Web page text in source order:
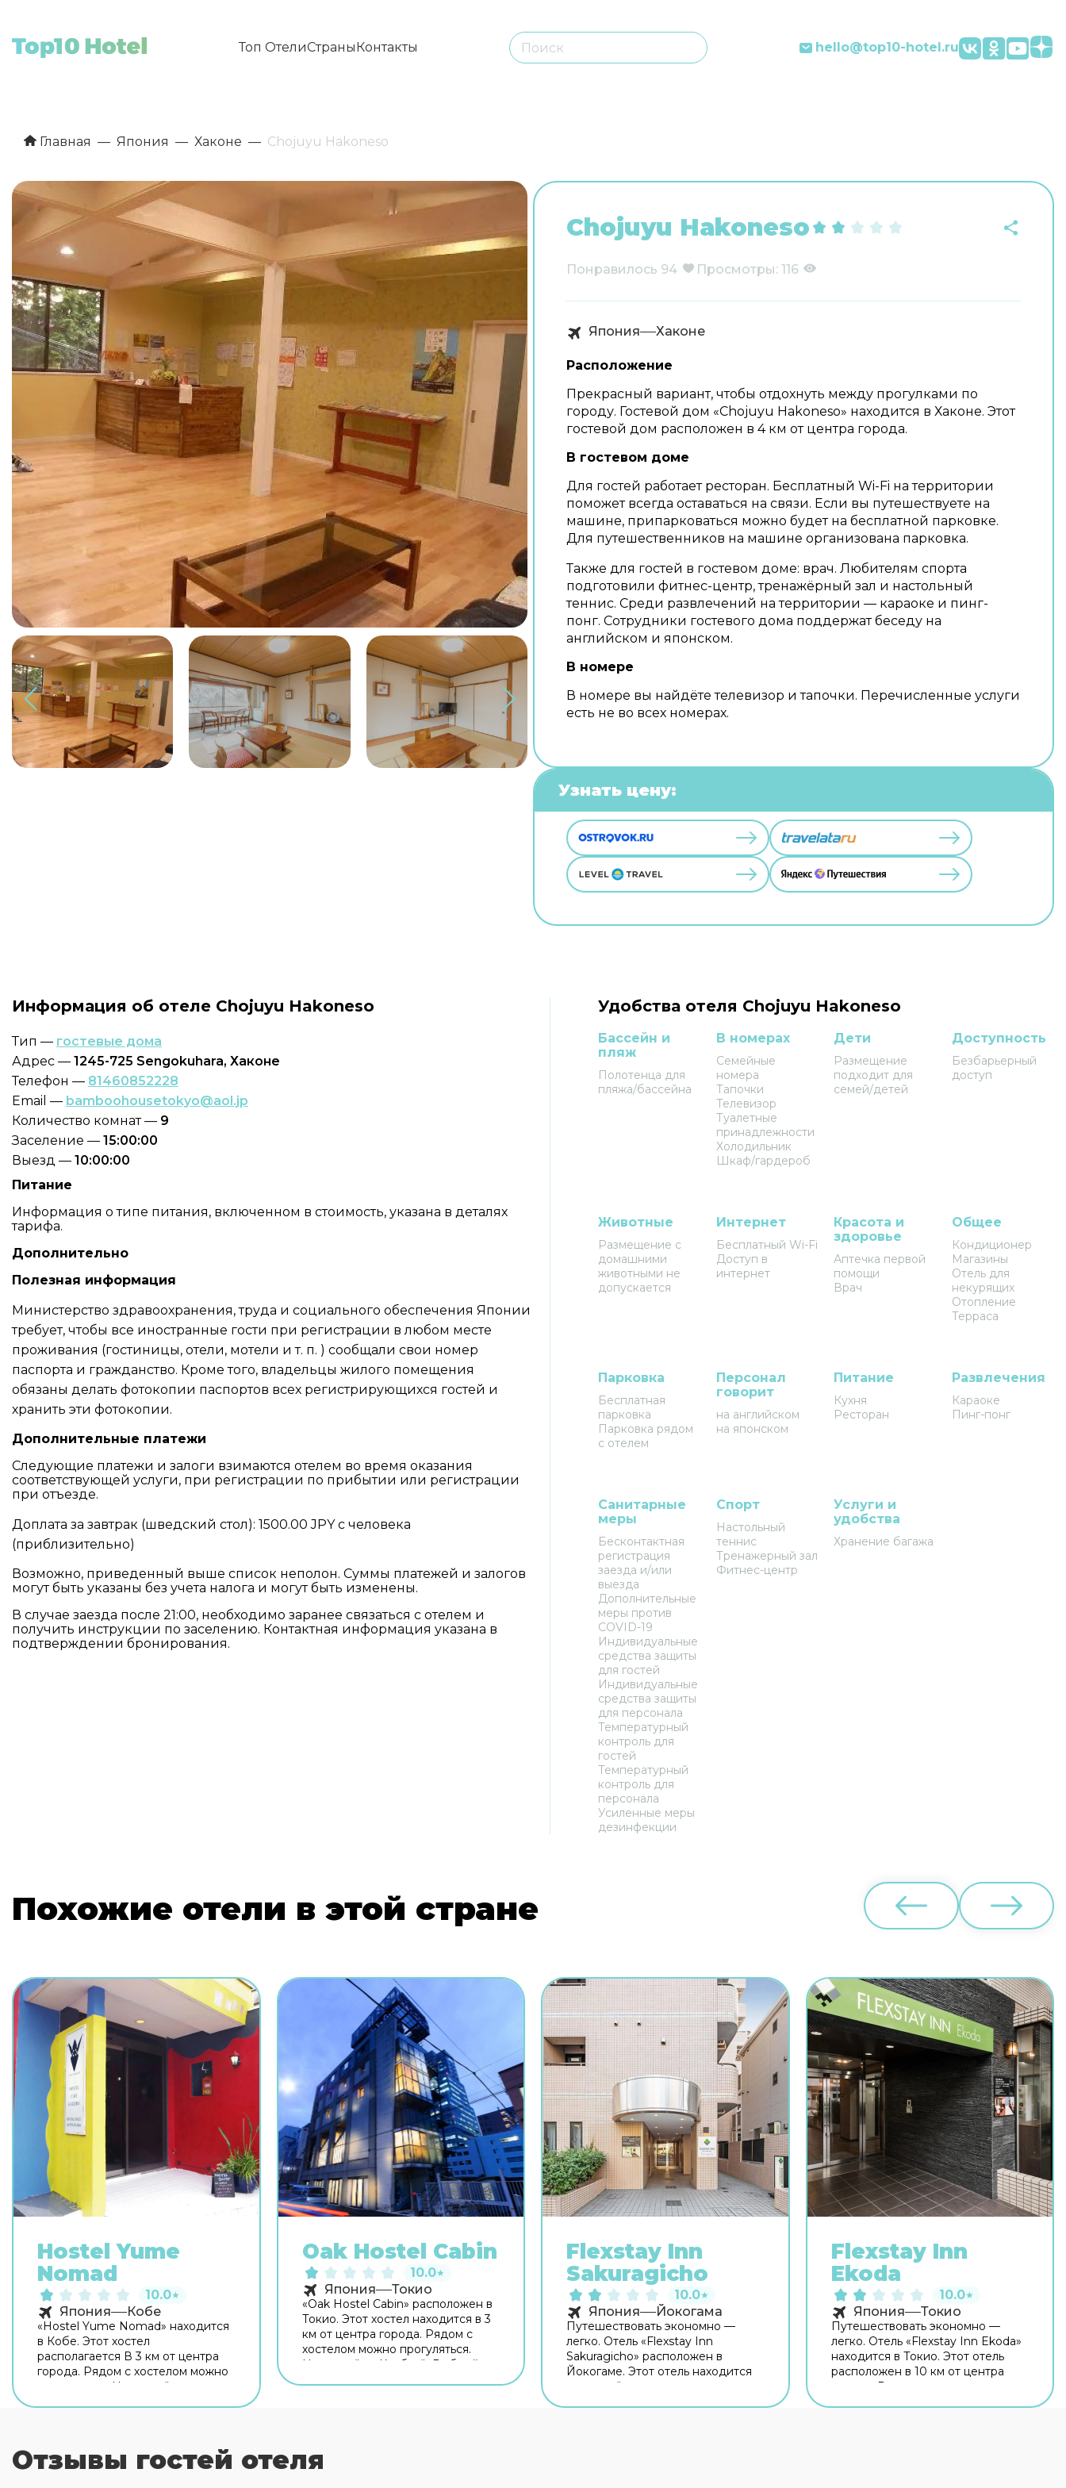
Топ ОтелиСтраныКонтакты hello@top10-hotel.ru
Главная Япония Хаконе Chojuyu Hakoneso
Chojuyu Hakoneso
Понравилось 94 Просмотры: 116
Япония Хаконе
Расположение
Прекрасный вариант, чтобы отдохнуть между прогулками по
городу. Гостевой дом «Chojuyu Hakoneso» находится в Хаконе. Этот
гостевой дом расположен в 4 км от центра города.
В гостевом доме
Для гостей работает ресторан. Бесплатный Wi-Fi на территории
поможет всегда оставаться на связи. Если вы путешествуете на
машине, припарковаться можно будет на бесплатной парковке.
Для путешественников на машине организована парковка.
Также для гостей в гостевом доме: врач. Любителям спорта
подготовили фитнес-центр, тренажёрный зал и настольный
теннис. Среди развлечений на территории — караоке и пинг-
понг. Сотрудники гостевого дома поддержат беседу на
английском и японском.
В номере
В номере вы найдёте телевизор и тапочки. Перечисленные услуги
есть не во всех номерах.
Узнать цену:
Информация об отеле Chojuyu Hakoneso
Тип — гостевые дома
Адрес — 1245-725 Sengokuhara, Хаконе
Телефон — 81460852228
Email — bamboohousetokyo@aol.jp
Количество комнат — 9
Заселение — 15:00:00
Выезд — 10:00:00
Питание
Информация о типе питания, включенном в стоимость, указана в деталях
тарифа.
Дополнительно
Полезная информация
Министерство здравоохранения, труда и социального обеспечения Японии
требует, чтобы все иностранные гости при регистрации в любом месте
проживания (гостиницы, отели, мотели и т. п. ) сообщали свои номер
паспорта и гражданство. Кроме того, владельцы жилого помещения
обязаны делать фотокопии паспортов всех регистрирующихся гостей и
хранить эти фотокопии.
Дополнительные платежи
Следующие платежи и залоги взимаются отелем во время оказания
соответствующей услуги, при регистрации по прибытии или регистрации
при отъезде.
Доплата за завтрак (шведский стол): 1500.00 JPY с человека
(приблизительно)
Возможно, приведенный выше список неполон. Суммы платежей и залогов
могут быть указаны без учета налога и могут быть изменены.
В случае заезда после 21:00, необходимо заранее связаться с отелем и
получить инструкции по заселению. Контактная информация указана в
подтверждении бронирования.
Удобства отеля Chojuyu Hakoneso
Бассейн и
пляж
Полотенца для
пляжа/бассейна
В номерах
Семейные
номера
Тапочки
Телевизор
Туалетные
принадлежности
Холодильник
Шкаф/гардероб
Дети
Размещение
подходит для
семей/детей
Доступность
Безбарьерный
доступ
Животные
Размещение с
домашними
животными не
допускается
Интернет
Бесплатный Wi-Fi
Доступ в
интернет
Красота и
здоровье
Аптечка первой
помощи
Врач
Общее
Кондиционер
Магазины
Отель для
некурящих
Отопление
Терраса
Парковка
Бесплатная
парковка
Парковка рядом
с отелем
Персонал
говорит
на английском
на японском
Питание
Кухня
Ресторан
Развлечения
Караоке
Пинг-понг
Санитарные
меры
Бесконтактная
регистрация
заезда и/или
выезда
Дополнительные
меры против
COVID-19
Индивидуальные
средства защиты
для гостей
Индивидуальные
средства защиты
для персонала
Температурный
контроль для
гостей
Температурный
контроль для
персонала
Усиленные меры
дезинфекции
Спорт
Настольный
теннис
Тренажерный зал
Фитнес-центр
Услуги и
удобства
Хранение багажа
Похожие отели в этой стране
Hostel Yume
Nomad
10.0★
Япония Кобе
«Hostel Yume Nomad» находится
в Кобе. Этот хостел
располагается В 3 км от центра
города. Рядом с хостелом можно
прогуляться. Неподалёку:
уютной атмосфере можно в баре.
Oak Hostel Cabin
10.0★
Япония Токио
«Oak Hostel Cabin» расположен в
Токио. Этот хостел находится в 3
км от центра города. Рядом с
хостелом можно прогуляться.
Неподалёку: Каябатё, Рыбный
возможностями: на верхние этажи
гостей поднимает лифт. А ещё в
Flexstay Inn
Sakuragicho
10.0★
Япония Йокогама
Путешествовать экономно —
легко. Отель «Flexstay Inn
Sakuragicho» расположен в
Йокогаме. Этот отель находится
неподалёку от центра города.
Flexstay Inn
Ekoda
10.0★
Япония Токио
Путешествовать экономно —
легко. Отель «Flexstay Inn Ekoda»
находится в Токио. Этот отель
расположен в 10 км от центра
города. Рядом с отелем —
Отзывы гостей отеля